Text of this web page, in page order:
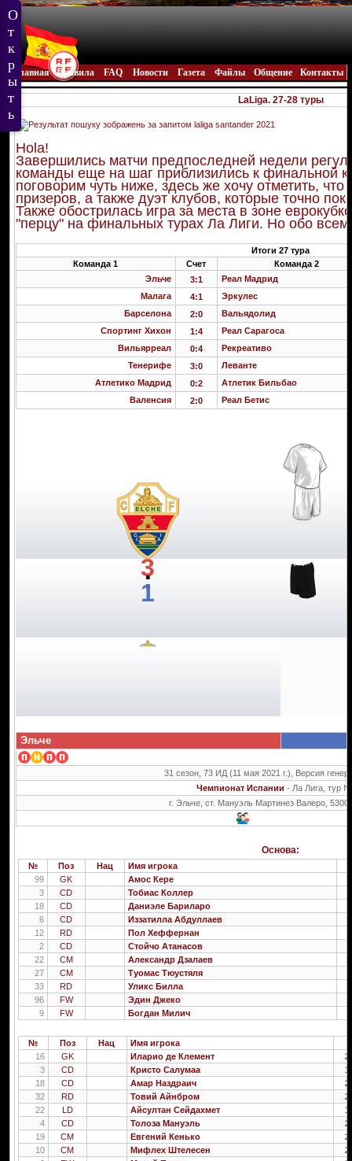
Главная Правила FAQ Новости Газета Файлы Общение Контакты
LaLiga. 27-28 туры
Hola!
Завершились матчи предпоследней недели
команды еще на шаг приблизились к финальной
поговорим чуть ниже, здесь же хочу отметить, что
призеров, а также дуэт клубов, которые точно
Также обострилась игра за места в зоне
"перцу" на финальных турах Ла Лиги. Но обо всем
Итоги 27 тура
Команда 1
Счет
Команда 2
Эльче
3:1
Реал Мадрид
Малага
4:1
Эркулес
Барселона
2:0
Вальядолид
Спортинг Хихон
1:4
Реал Сарагоса
Вильярреал
0:4
Рекреативо
Тенерифе
3:0
Леванте
Атлетико Мадрид
0:2
Атлетик Бильбао
Валенсия
2:0 Реал Бетис
3
:
1
Эльче
31 сезон, 73 ИД (11 мая 2021 г.), Версия
Чемпионат Испании - Ла Лига, тур
г. Эльче, ст. Мануэль Мартинез Валеро,
Основа:
№ Поз Нац Имя игрока
99
GK Амос Кере
3
CD Тобиас Коллер
18
CD Даниэле Бариларо
6
CD Иззатилла Абдуллаев
12
RD Пол Хеффернан
2
CD Стойчо Атанасов
22
CM Александр Дзалаев
27
CM Туомас Тюустяля
33
RD Уликс Билла
96
FW Эдин Джеко
9
FW Богдан Милич
№ Поз Нац Имя игрока
16
GK Иларио де Клемент
3
CD Кристо Салумаа
18
CD Амар Наздраич
32
RD Товий Айнбром
22
LD Айсултан Сейдахмет
4
CD Толоза Мануэль
19
CM Евгений Кенько
10
CM Мифлех Штелесен